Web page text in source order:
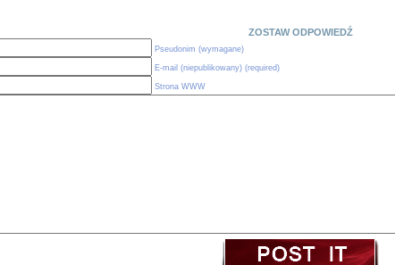
ZOSTAW ODPOWIEDŹ
Pseudonim (wymagane)
E-mail (niepublikowany) (required)
Strona WWW